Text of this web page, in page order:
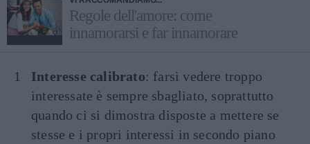
Regole dell'amore: come
innamorarsi e far innamorare
Interesse calibrato: farsi vedere troppo
interessate è sempre sbagliato, soprattutto
quando ci si dimostra disposte a mettere se
stesse e i propri interessi in secondo piano